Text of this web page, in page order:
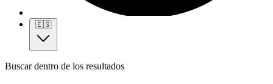
🇪🇸
Buscar dentro de los resultados